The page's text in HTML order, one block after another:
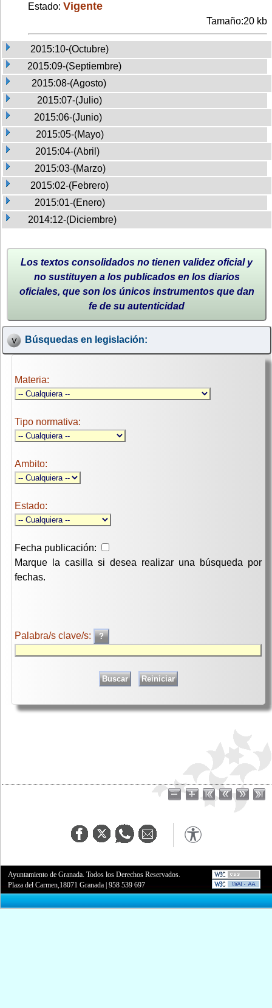
Estado: Vigente
Tamaño:20 kb
2015:10-(Octubre)
2015:09-(Septiembre)
2015:08-(Agosto)
2015:07-(Julio)
2015:06-(Junio)
2015:05-(Mayo)
2015:04-(Abril)
2015:03-(Marzo)
2015:02-(Febrero)
2015:01-(Enero)
2014:12-(Diciembre)
Los textos consolidados no tienen validez oficial y
no sustituyen a los publicados en los diarios
oficiales, que son los únicos instrumentos que dan
fe de su autenticidad
Búsquedas en legislación:
Materia:
Tipo normativa:
Ambito:
Estado:
Fecha publicación:
Marque la casilla si desea realizar una búsqueda por
fechas.
Palabra/s clave/s:
Ayuntamiento de Granada. Todos los Derechos Reservados.
Plaza del Carmen,18071 Granada |958 539 697